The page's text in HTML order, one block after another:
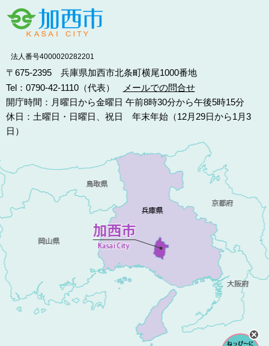
法人番号4000020282201
〒675-2395 兵庫県加西市北条町横尾1000番地
Tel：0790-42-1110（代表）
メールでの問合せ
開庁時間：月曜日から金曜日 午前8時30分から午後5時15分
休日：土曜日・日曜日、祝日 年末年始（12月29日から1月3
日）